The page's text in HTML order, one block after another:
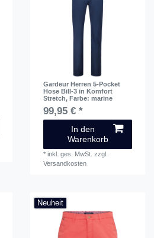
Gardeur Herren 5-Pocket
Hose Bill-3 in Komfort
Stretch, Farbe: marine
99,95 € *
In den
Warenkorb
*inkl. ges. MwSt. zzgl.
Versandkosten
Neuheit